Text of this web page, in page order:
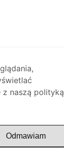
z naszą polityką
Odmawiam